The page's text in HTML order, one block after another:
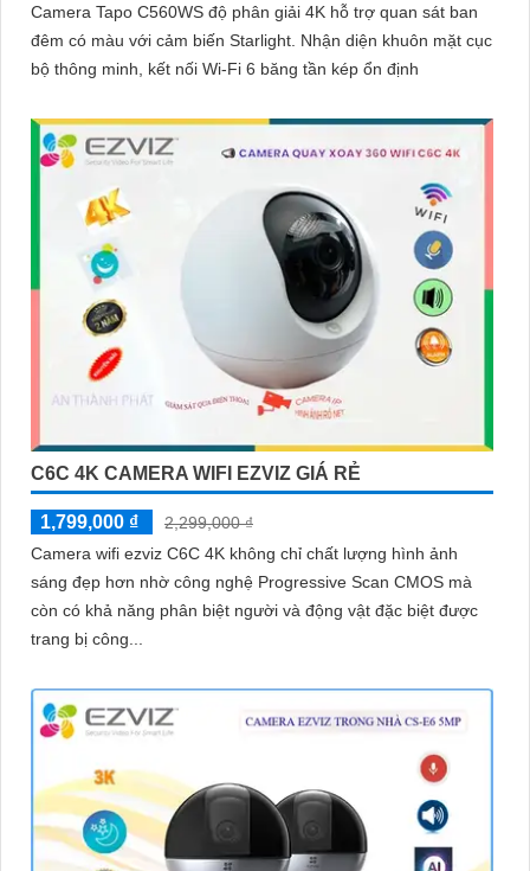
Camera Tapo C560WS độ phân giải 4K hỗ trợ quan sát ban
đêm có màu với cảm biến Starlight. Nhận diện khuôn mặt cục
bộ thông minh, kết nối Wi-Fi 6 băng tần kép ổn định
C6C 4K CAMERA WIFI EZVIZ GIÁ RẺ
1,799,000 ₫
2,299,000 ₫
Camera wifi ezviz C6C 4K không chỉ chất lượng hình ảnh
sáng đẹp hơn nhờ công nghệ Progressive Scan CMOS mà
còn có khả năng phân biệt người và động vật đặc biệt được
trang bị công...